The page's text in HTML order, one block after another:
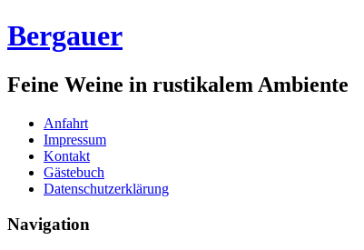
Bergauer
Feine Weine in rustikalem Ambiente
Anfahrt
Impressum
Kontakt
Gästebuch
Datenschutzerklärung
Navigation